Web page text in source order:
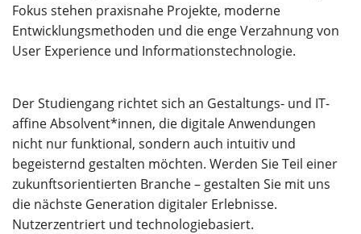
Fokus stehen praxisnahe Projekte, moderne
Entwicklungsmethoden und die enge Verzahnung von
User Experience und Informationstechnologie.
Der Studiengang richtet sich an Gestaltungs- und IT-
affine Absolvent*innen, die digitale Anwendungen
nicht nur funktional, sondern auch intuitiv und
begeisternd gestalten möchten. Werden Sie Teil einer
zukunftsorientierten Branche – gestalten Sie mit uns
die nächste Generation digitaler Erlebnisse.
Nutzerzentriert und technologiebasiert.